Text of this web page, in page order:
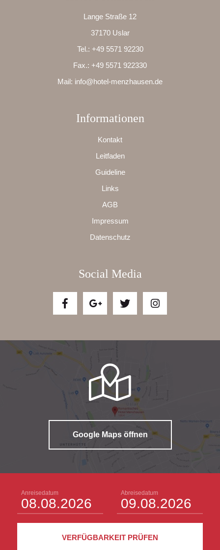
Lange Straße 12
37170 Uslar
Tel.: +49 5571 92230
Fax.: +49 5571 922330
Mail: info@hotel-menzhausen.de
Informationen
Kontakt
Leitfaden
Guideline
Links
AGB
Impressum
Datenschutz
Social Media
Google Maps öffnen
Anreisedatum Abreisedatum
VERFÜGBARKEIT PRÜFEN